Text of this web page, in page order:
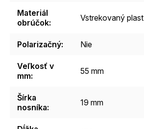
Materiál
obrúčok: Vstrekovaný plast
Polarizačný: Nie
Veľkosť v
mm: 55 mm
Šírka
nosníka: 19 mm